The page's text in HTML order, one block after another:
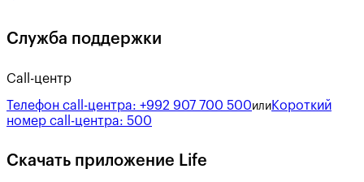
Служба поддержки
Call-центр
Телефон call-центра: +992 907 700 500или Короткий
номер call-центра: 500
Скачать приложение Life